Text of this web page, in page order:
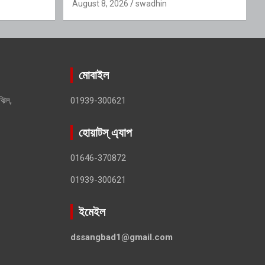
August 8, 2026 swadhin
মোবাইল
01939-300621
হোয়াটস্ এ্যাপ
01646-370872
01939-300621
ইমেইল
dssangbad1@gmail.com